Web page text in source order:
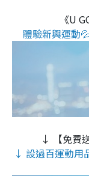
《U
體驗新興運動
↓ 【免費
↓ 設過百運動用